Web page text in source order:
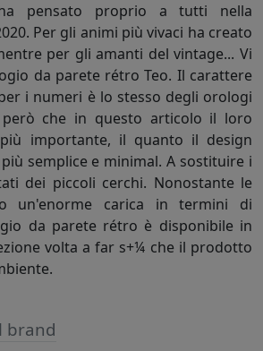
pensato proprio a tutti nella
Per gli animi più vivaci ha creato
per gli amanti del vintage... Vi
da parete rétro Teo. Il carattere
i numeri è lo stesso degli orologi
però che in questo articolo il loro
importante, il quanto il design
semplice e minimal. A sostituire i
dei piccoli cerchi. Nonostante le
un'enorme carica in termini di
da parete rétro è disponibile in
volta a far s+¼ che il prodotto
brand